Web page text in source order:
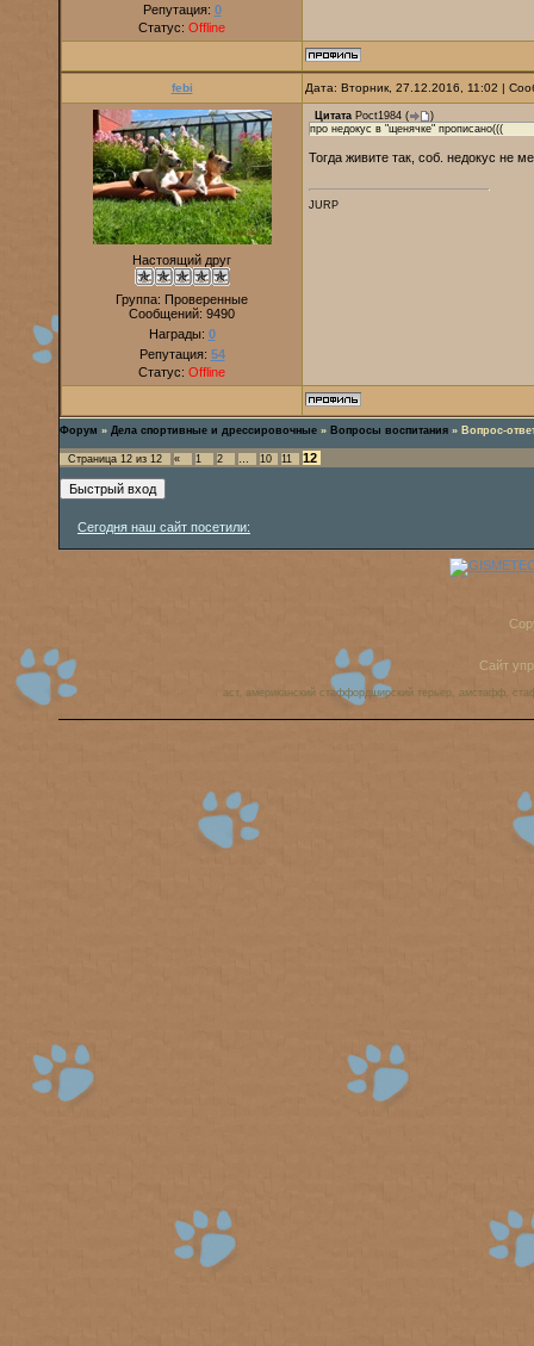
Репутация: 0
Статус: Offline
febi Дата: Вторник, 27.12.2016, 11:02 |
Настоящий друг
Группа: Проверенные
Сообщений: 9490
Награды: 0
Репутация: 54
Статус: Offline
Цитата Poct1984 (
)
про недокус в "щенячке" прописано(((
Тогда живите так, соб. недокус не
JURP
Форум » Дела спортивные и дрессировочные » Вопросы воспитания » Вопрос-
Страница 12 из 12 « 1 2 … 10 11 12
Сегодня наш сайт посетили:
Сайт
аст, американский стаффордширский терьер, амстафф,